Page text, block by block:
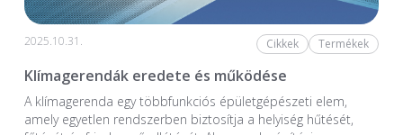
2025.10.31. Cikkek Termékek
Klímagerendák eredete és működése
A klímagerenda egy többfunkciós épületgépészeti elem,
amely egyetlen rendszerben biztosítja a helyiség hűtését,